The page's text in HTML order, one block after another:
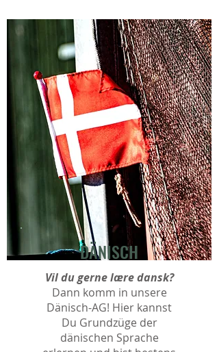
DÄNISCH
Vil du gerne lære dansk?
Dann komm in unsere
Dänisch-AG! Hier kannst
Du Grundzüge der
dänischen Sprache